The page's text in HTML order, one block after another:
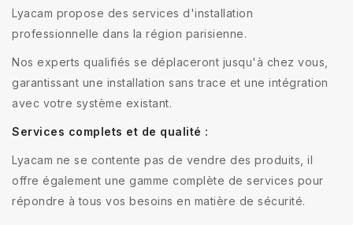
Lyacam propose des services d'installation
professionnelle dans la région parisienne.
Nos experts qualifiés se déplaceront jusqu'à chez vous,
garantissant une installation sans trace et une intégration
avec votre système existant.
Services complets et de qualité :
Lyacam ne se contente pas de vendre des produits, il
offre également une gamme complète de services pour
répondre à tous vos besoins en matière de sécurité.